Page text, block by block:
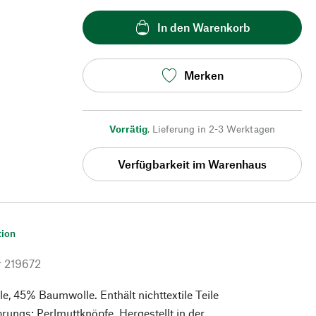
In den Warenkorb
Merken
Vorrätig, Lieferung in 2-3 Werktagen
Verfügbarkeit im Warenhaus
219672
45% Baumwolle. Enthält nichttextile Teile
Perlmuttknöpfe. Hergestellt in der